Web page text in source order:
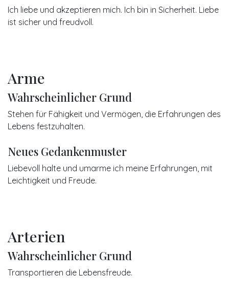
Ich liebe und akzeptieren mich. Ich bin in Sicherheit. Liebe
ist sicher und freudvoll.
Arme
Wahrscheinlicher Grund
Stehen für Fähigkeit und Vermögen, die Erfahrungen des
Lebens festzuhalten.
Neues Gedankenmuster
Liebevoll halte und umarme ich meine Erfahrungen, mit
Leichtigkeit und Freude.
Arterien
Wahrscheinlicher Grund
Transportieren die Lebensfreude.